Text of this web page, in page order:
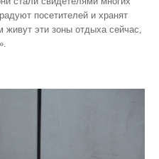
посетителей и хранят
живут эти зоны отдыха сейчас,